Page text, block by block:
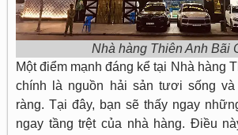
Nhà hàng Thiên Anh Bãi
Một điểm mạnh đáng kể tại Nhà hàng
chính là nguồn hải sản tươi sống
ràng. Tại đây, bạn sẽ thấy ngay
ngay tầng trệt của nhà hàng. Điều